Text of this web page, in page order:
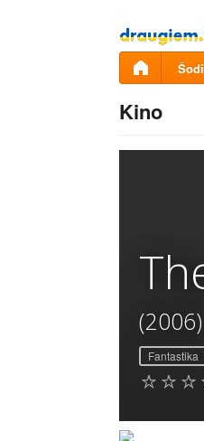
Pāriet
uz
saturu
Kino
(2006)
Fantastika